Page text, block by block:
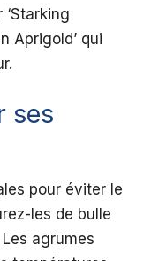
Aprigold’ qui
ses
pour éviter le
les de bulle
agrumes